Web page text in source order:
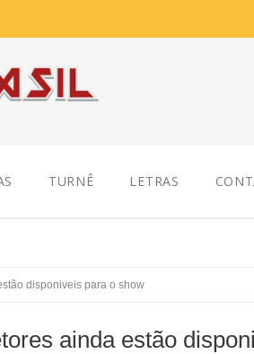
TURNÊ LETRAS
disponiveis para o show
ainda estão